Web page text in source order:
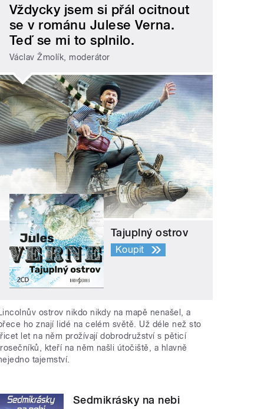
Vždycky jsem si přál ocitnout
se v románu Julese Verna.
Teď se mi to splnilo.
Václav Žmolík, moderátor
Tajuplný ostrov
Koupit
ostrov nikdo nikdy na mapě nenašel, a
ho znají lidé na celém světě. Už déle než sto
let na něm prožívají dobrodružství s pěticí
kteří na něm našli útočiště, a hlavně
tajemství.
Sedmikrásky na nebi